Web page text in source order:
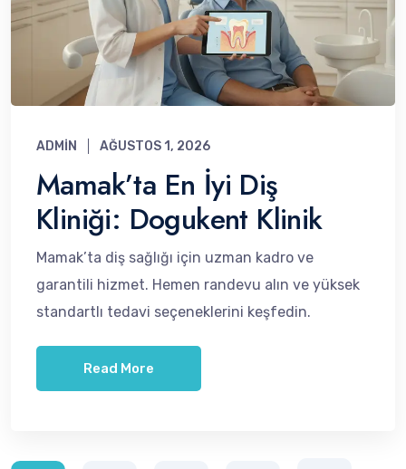
ADMIN AĞUSTOS 1, 2026
Mamak’ta En İyi Diş
Kliniği: Dogukent Klinik
Mamak’ta diş sağlığı için uzman kadro ve
garantili hizmet. Hemen randevu alın ve yüksek
standartlı tedavi seçeneklerini keşfedin.
Read More